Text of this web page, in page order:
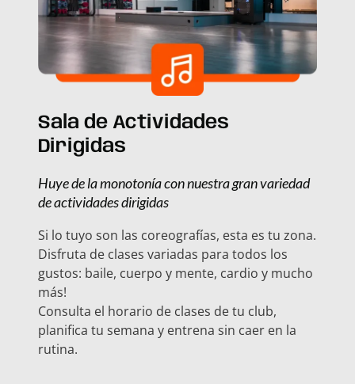
Sala de Actividades
Dirigidas
Huye de la monotonía con nuestra gran variedad
de actividades dirigidas
Si lo tuyo son las coreografías, esta es tu zona.
Disfruta de clases variadas para todos los
gustos: baile, cuerpo y mente, cardio y mucho
más!
Consulta el horario de clases de tu club,
planifica tu semana y entrena sin caer en la
rutina.